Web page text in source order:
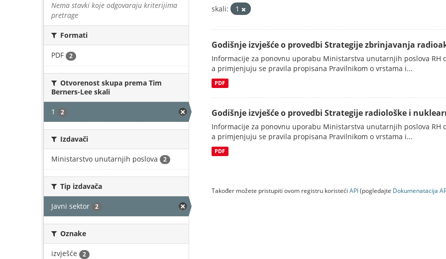
Nema stavki koje odgovaraju kriterijima
pretrage
Formati
PDF 2
Otvorenost skupa prema Tim
Berners-Lee skali
1 2
Izdavači
Ministarstvo unutarnjih poslova 2
Tip izdavača
Javni sektor 2
Oznake
izvješće 2
skali:
1
Godišnje izvješće o provedbi Strategije zbrinjavanja
Informacije za ponovnu uporabu Ministarstva unutarnjih poslova RH
a primjenjuju se pravila propisana Pravilnikom o vrstama i...
PDF
Godišnje izvješće o provedbi Strategije radiološke i
Informacije za ponovnu uporabu Ministarstva unutarnjih poslova RH
a primjenjuju se pravila propisana Pravilnikom o vrstama i...
PDF
Također možete pristupiti ovom registru koristeći API(pogledajte Dokumenаtаcijа